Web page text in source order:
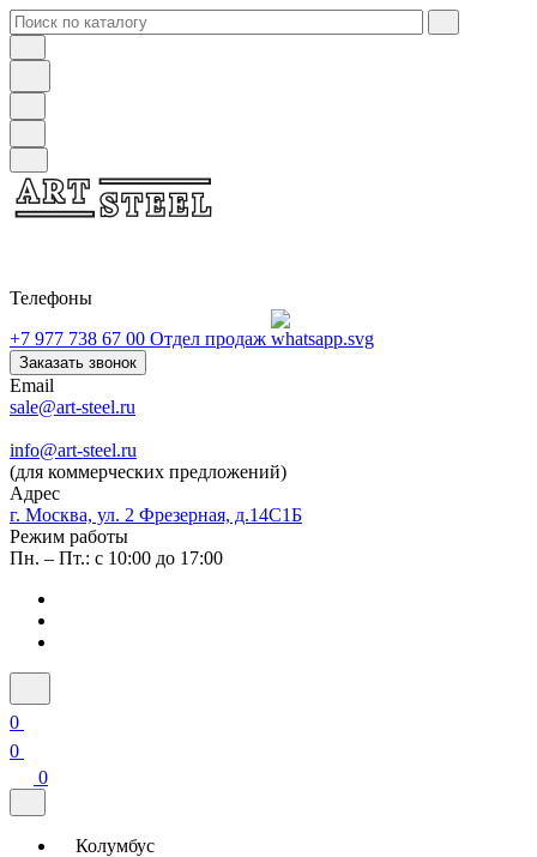
Телефоны
+7 977 738 67 00 Отдел продаж
Заказать звонок
Email
sale@art-steel.ru
info@art-steel.ru
(для коммерческих предложений)
Адрес
г. Москва, ул. 2 Фрезерная, д.14С1Б
Режим работы
Пн. – Пт.: с 10:00 до 17:00
0
0
0
Колумбус